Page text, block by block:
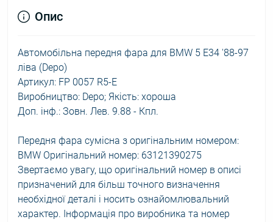
Опис
Автомобільна передня фара для BMW 5 E34 '88-97
ліва (Depo)
Артикул: FP 0057 R5-E
Виробництво: Depo; Якість: хороша
Доп. інф.: Зовн. Лев. 9.88 - Кпл.
Передня фара сумісна з оригінальним номером:
BMW Оригінальний номер: 63121390275
Звертаємо увагу, що оригінальний номер в описі
призначений для більш точного визначення
необхідної деталі і носить ознайомлювальний
характер. Інформація про виробника та номер